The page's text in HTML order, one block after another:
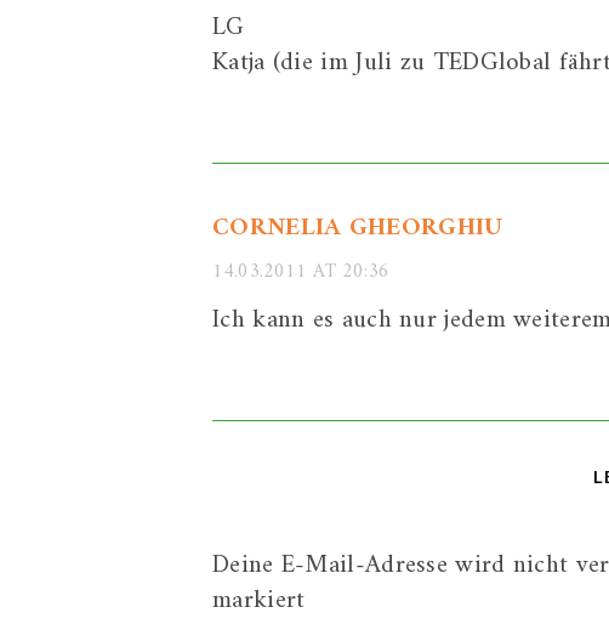
LG
Katja (die im Juli zu TEDGlobal
CORNELIA GHEORGHIU
14.03.2011 AT 20:36
Ich kann es auch nur jedem
Deine E-Mail-Adresse wird nicht
markiert